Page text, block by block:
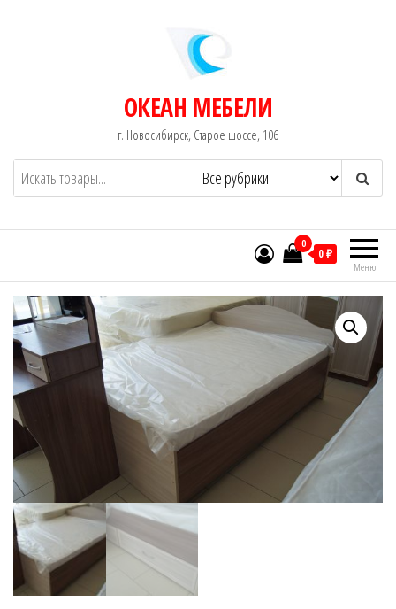
ОКЕАН МЕБЕЛИ
г. Новосибирск, Старое шоссе, 106
Меню
0
0 ₽